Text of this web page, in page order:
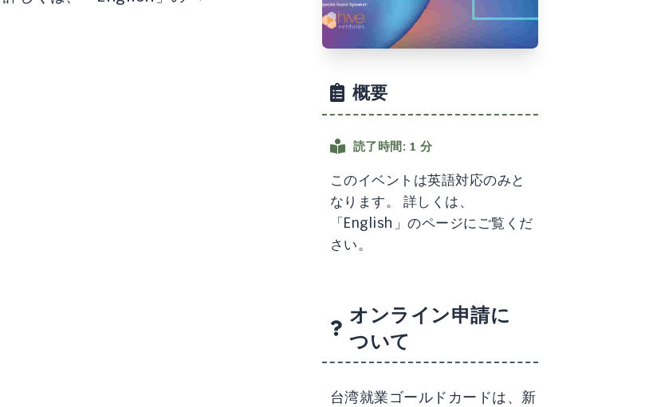
概要
読了時間: 1 分
このイベントは英語対応のみと
なります。 詳しくは、
「English」のページにご覧くだ
さい。
オンライン申請に
ついて
台湾就業ゴールドカードは、新